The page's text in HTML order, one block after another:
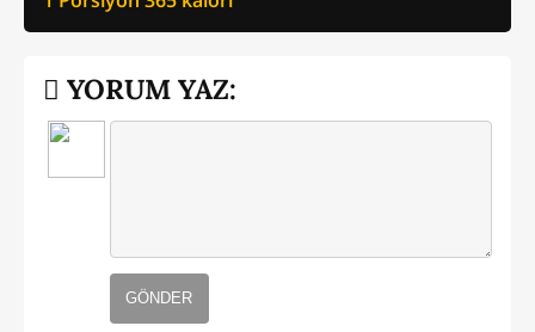
YORUM YAZ:
GÖNDER